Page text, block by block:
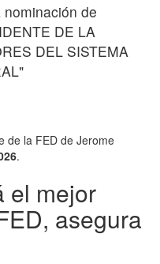
de
DE LA
DEL SISTEMA
de la FED de Jerome
.
el mejor
asegura